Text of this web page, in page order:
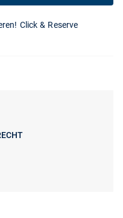
Click & Reserve